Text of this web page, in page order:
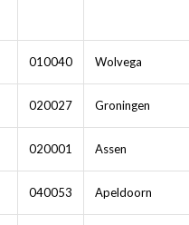
010040 Wolvega
020027 Groningen
020001 Assen
040053 Apeldoorn